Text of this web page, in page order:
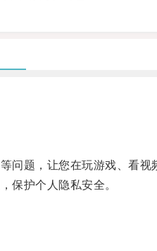
题，让您在玩游戏、看视
护个人隐私安全。